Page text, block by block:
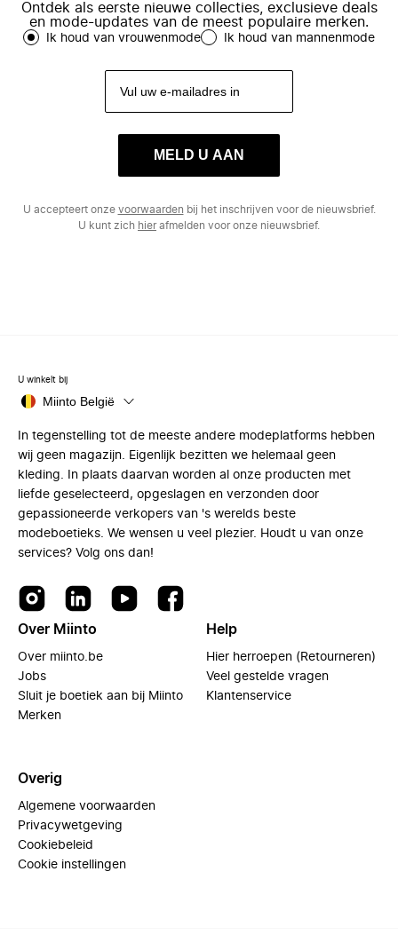
Ontdek als eerste nieuwe collecties, exclusieve deals
en mode-updates van de meest populaire merken.
Ik houd van vrouwenmode Ik houd van mannenmode
MELD U AAN
U accepteert onze voorwaarden bij het inschrijven voor de nieuwsbrief.
U kunt zich hierafmelden voor onze nieuwsbrief.
U winkelt bij
Miinto België
In tegenstelling tot de meeste andere modeplatforms hebben
wij geen magazijn. Eigenlijk bezitten we helemaal geen
kleding. In plaats daarvan worden al onze producten met
liefde geselecteerd, opgeslagen en verzonden door
gepassioneerde verkopers van 's werelds beste
modeboetieks. We wensen u veel plezier. Houdt u van onze
services? Volg ons dan!
Over Miinto
Over miinto.be
Jobs
Sluit je boetiek aan bij Miinto
Merken
Help
Hier herroepen (Retourneren)
Veel gestelde vragen
Klantenservice
Overig
Algemene voorwaarden
Privacywetgeving
Cookiebeleid
Cookie instellingen